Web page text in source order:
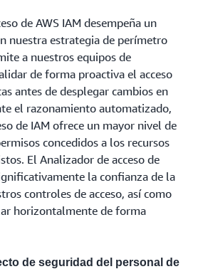
de AWS IAM desempeña un
nuestra estrategia de perímetro
a nuestros equipos de
de forma proactiva el acceso
antes de desplegar cambios en
el razonamiento automatizado,
de IAM ofrece un mayor nivel de
concedidos a los recursos
El Analizador de acceso de
la confianza de la
controles de acceso, así como
horizontalmente de forma
de seguridad del personal de